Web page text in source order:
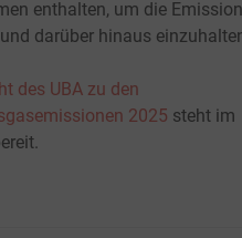
enthalten, um die
darüber hinaus
des UBA zu den
2025 steht im